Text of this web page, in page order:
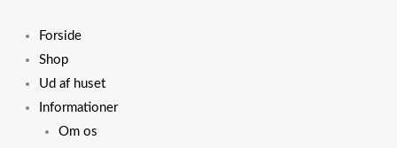
indholdet
Forside
Shop
Ud af huset
Informationer
Om os